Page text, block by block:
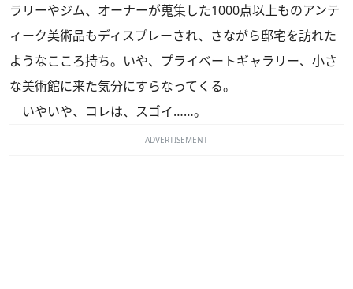
ラリーやジム、オーナーが蒐集した1000点以上ものアンテ
ィーク美術品もディスプレーされ、さながら邸宅を訪れた
ようなこころ持ち。いや、プライベートギャラリー、小さ
な美術館に来た気分にすらなってくる。
いやいや、コレは、スゴイ……。
ADVERTISEMENT